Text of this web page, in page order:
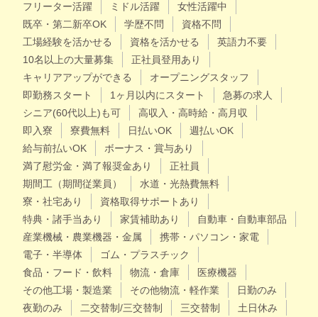
フリーター活躍
ミドル活躍
女性活躍中
既卒・第二新卒OK
学歴不問
資格不問
工場経験を活かせる
資格を活かせる
英語力不要
10名以上の大量募集
正社員登用あり
キャリアアップができる
オープニングスタッフ
即勤務スタート
1ヶ月以内にスタート
急募の求人
シニア(60代以上)も可
高収入・高時給・高月収
即入寮
寮費無料 日払いOK
週払いOK
給与前払いOK
ボーナス・賞与あり
満了慰労金・満了報奨金あり
正社員
期間工（期間従業員）
水道・光熱費無料
寮・社宅あり
資格取得サポートあり
特典・諸手当あり
家賃補助あり
自動車・自動車部品
産業機械・農業機器・金属
携帯・パソコン・家電
電子・半導体
ゴム・プラスチック
食品・フード・飲料
物流・倉庫
医療機器
その他工場・製造業
その他物流・軽作業
日勤のみ
夜勤のみ
二交替制/三交替制 三交替制
土日休み